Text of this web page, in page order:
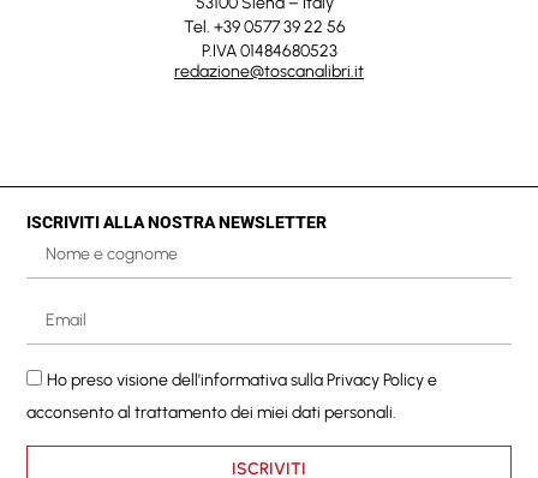
Tel. +39 0577 39 22 56
P.IVA 01484680523
redazione@toscanalibri.it
ISCRIVITI ALLA NOSTRA NEWSLETTER
Ho preso visione dell'informativa sullaPrivacy Policye
acconsento al trattamento dei miei dati personali.
ISCRIVITI